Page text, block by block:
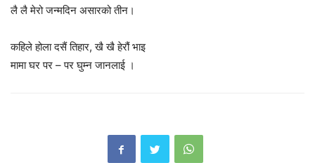
लै लै मेरो जन्मदिन असारको तीन।
कहिले होला दसैं तिहार, खै खै हेरौं भाइ
मामा घर पर – पर घुम्न जानलाई ।